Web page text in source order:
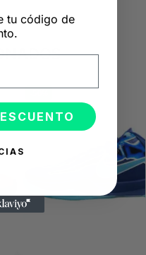
tu código de